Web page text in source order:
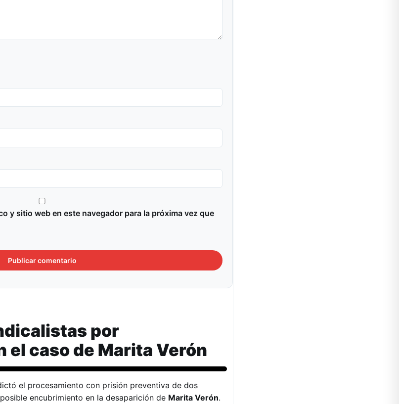
y sitio web en este navegador para la próxima vez que
por
el caso de Marita Verón
el procesamiento con prisión preventiva de dos
encubrimiento en la desaparición de Marita Verón.